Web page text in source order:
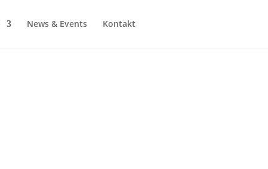
News & Events Kontakt